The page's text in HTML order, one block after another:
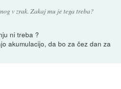
v zrak. Zakaj mu je tega treba?
ni treba ?
akumulacijo, da bo za čez dan za